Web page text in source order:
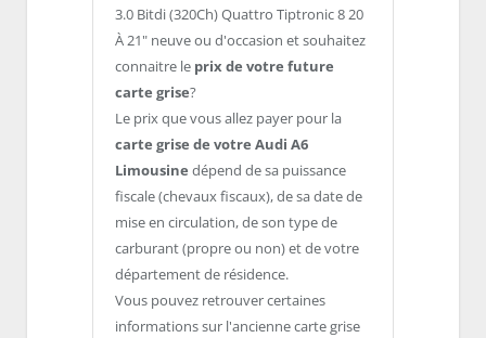
3.0 Bitdi (320Ch) Quattro Tiptronic 8 20
À 21" neuve ou d'occasion et souhaitez
connaitre le prix de votre future
carte grise?
Le prix que vous allez payer pour la
carte grise de votre Audi A6
Limousine dépend de sa puissance
fiscale (chevaux fiscaux), de sa date de
mise en circulation, de son type de
carburant (propre ou non) et de votre
département de résidence.
Vous pouvez retrouver certaines
informations sur l'ancienne carte grise